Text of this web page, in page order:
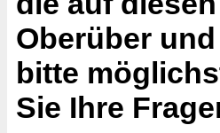
Oberüber
bitte
Sie Ihre